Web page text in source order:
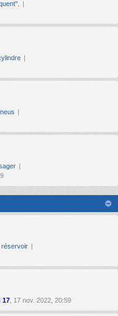
réservoir
17 , 17 nov. 2022, 20:59